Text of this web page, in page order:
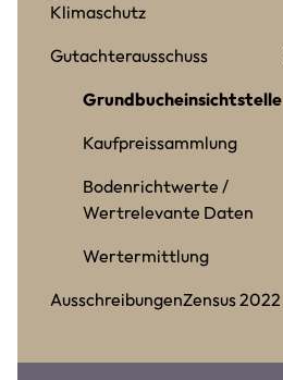
Klimaschutz
Gutachterausschuss
Grundbucheinsichtstelle
Kaufpreissammlung
Bodenrichtwerte /
Wertrelevante Daten
Wertermittlung
AusschreibungenZensus 2022